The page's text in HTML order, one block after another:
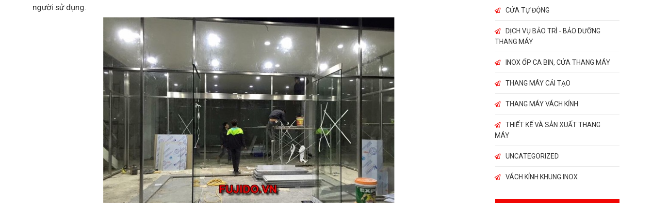
người sử dụng.
CỬA TỰ ĐỘNG
DỊCH VỤ BẢO TRÌ - BẢO DƯỠNG
THANG MÁY
INOX ỐP CA BIN, CỬA THANG MÁY
THANG MÁY CẢI TẠO
THANG MÁY VÁCH KÍNH
THIẾT KẾ VÀ SẢN XUẤT THANG
MÁY
UNCATEGORIZED
VÁCH KÍNH KHUNG INOX